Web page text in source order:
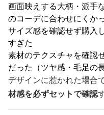
画面映えする大柄・派手
のコーデに合わせにくか
サイズ感を確認せず購入
すぎた
素材のテクスチャを確認
だった（ツヤ感・毛足の
デザインに惹かれた場合で
材感を必ずセットで確認